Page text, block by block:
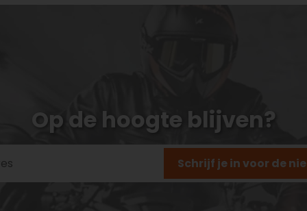
Op de hoogte blijven?
Schrijf je in voor de